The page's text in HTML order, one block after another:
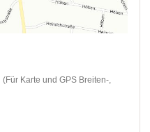
(Für Karte und GPS Breiten-,